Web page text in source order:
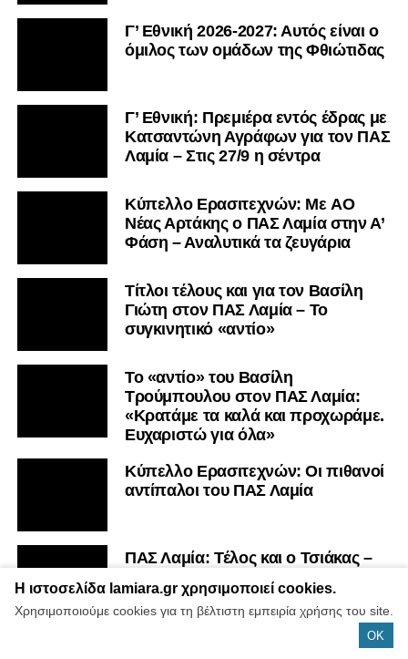
Γ’ Εθνική 2026-2027: Αυτός είναι ο
όμιλος των ομάδων της Φθιώτιδας
Γ’ Εθνική: Πρεμιέρα εντός έδρας με
Κατσαντώνη Αγράφων για τον ΠΑΣ
Λαμία – Στις 27/9 η σέντρα
Kύπελλο Ερασιτεχνών: Με AO
Nέας Αρτάκης ο ΠΑΣ Λαμία στην Α’
Φάση – Αναλυτικά τα ζευγάρια
Τίτλοι τέλους και για τον Βασίλη
Γιώτη στον ΠΑΣ Λαμία – Το
συγκινητικό «αντίο»
Το «αντίο» του Βασίλη
Τρούμπουλου στον ΠΑΣ Λαμία:
«Κρατάμε τα καλά και προχωράμε.
Ευχαριστώ για όλα»
Κύπελλο Ερασιτεχνών: Οι πιθανοί
αντίπαλοι του ΠΑΣ Λαμία
ΠΑΣ Λαμία: Τέλος και ο Τσιάκας –
Συνεχίζονται οι αποχωρήσεις στον
Η ιστοσελίδα lamiara.gr χρησιμοποιεί cookies.
Χρησιμοποιούμε cookies για τη βέλτιστη εμπειρία χρήσης του site.
OK